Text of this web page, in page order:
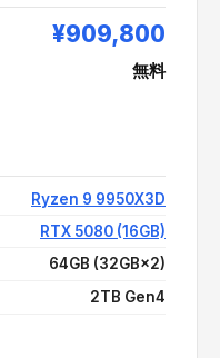
¥909,800
無料
¥909,800
Ryzen 9 9950X3D
RTX 5080 (16GB)
64GB (32GB×2)
2TB Gen4